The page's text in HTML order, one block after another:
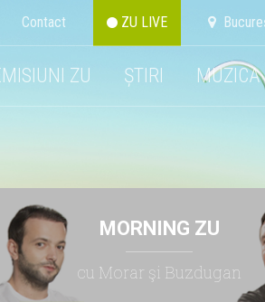
Contact ZU LIVE
ZU ȘTIRI MUZICA
MORNING ZU
cu Morar şi Buzdugan